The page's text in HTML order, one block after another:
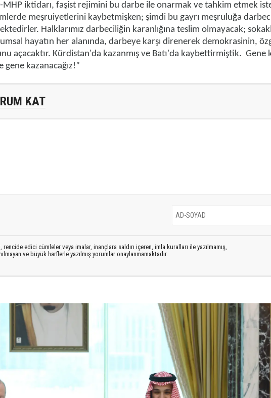
MHP iktidarı, faşist rejimini bu darbe ile onarmak ve tahkim etmek
meşruiyetlerini kaybetmişken; şimdi bu gayrı meşruluğa
Halklarımız darbeciliğin karanlığına teslim olmayacak;
hayatın her alanında, darbeye karşı direnerek demokrasinin,
açacaktır. Kürdistan'da kazanmış ve Batı'da kaybettirmiştik. Gene
gene kazanacağız!”
KAT
rencide edici cümleler veya imalar, inançlara saldırı içeren, imla kuralları ile yazılmamış,
ve büyük harflerle yazılmış yorumlar onaylanmamaktadır.